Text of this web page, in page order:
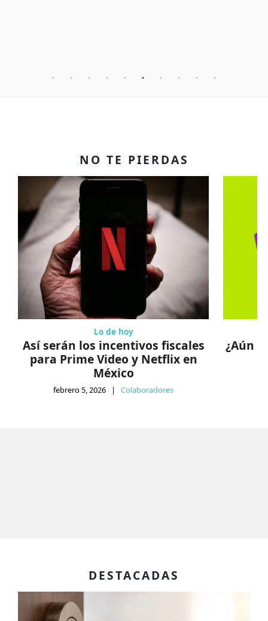
NO TE PIERDAS
Lo de hoy
Así serán los incentivos fiscales
para Prime Video y Netflix en
México
febrero 5, 2026 | Colaboradores
¿Aún
DESTACADAS